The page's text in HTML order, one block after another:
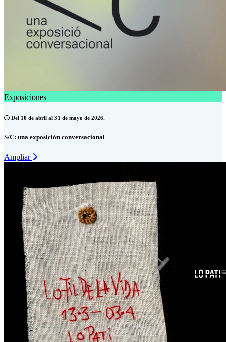
Exposiciones
Del 10 de abril al 31 de mayo de 2026.
S/C: una exposición conversacional
Ampliar